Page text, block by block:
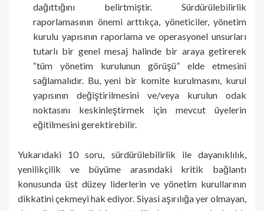
dağıttığını belirtmiştir. Sürdürülebilirlik
raporlamasının önemi arttıkça, yöneticiler, yönetim
kurulu yapısının raporlama ve operasyonel unsurları
tutarlı bir genel mesaj halinde bir araya getirerek
“tüm yönetim kurulunun görüşü” elde etmesini
sağlamalıdır. Bu, yeni bir komite kurulmasını, kurul
yapısının değiştirilmesini ve/veya kurulun odak
noktasını keskinleştirmek için mevcut üyelerin
eğitilmesini gerektirebilir.
Yukarıdaki 10 soru, sürdürülebilirlik ile dayanıklılık,
yenilikçilik ve büyüme arasındaki kritik bağlantı
konusunda üst düzey liderlerin ve yönetim kurullarının
dikkatini çekmeyi hak ediyor. Siyasi aşırılığa yer olmayan,